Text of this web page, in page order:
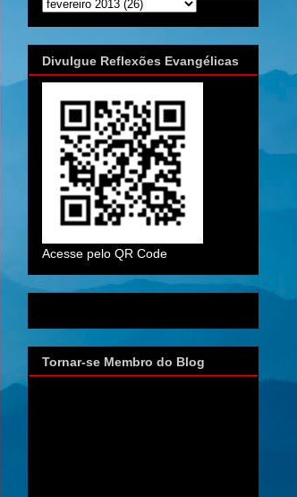
Divulgue Reflexões Evangélicas
Acesse pelo QR Code
Tornar-se Membro do Blog